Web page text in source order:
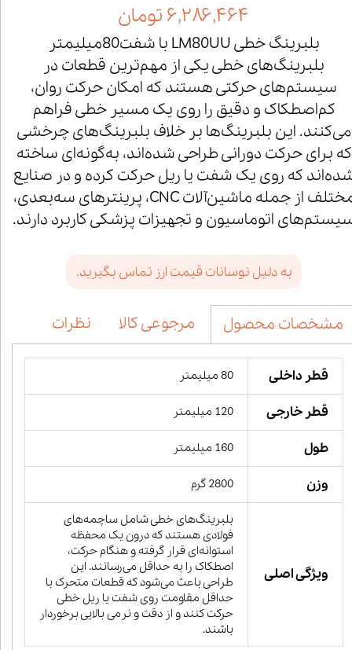
۶,۲۸۶,۴۶۴ تومان
بلبرینگ خطی LM80UU با شفت80میلیمتر
بلبرینگ‌های خطی یکی از مهم‌ترین قطعات در
سیستم‌های حرکتی هستند که امکان حرکت روان،
کم‌اصطکاک و دقیق را روی یک مسیر خطی فراهم
می‌کنند. این بلبرینگ‌ها بر خلاف بلبرینگ‌های چرخشی
که برای حرکت دورانی طراحی شده‌اند، به‌گونه‌ای ساخته
که روی یک شفت یا ریل حرکت کرده و در صنایع
مختلف از جمله ماشین‌آلات CNC، پرینترهای سه‌بعدی،
اتوماسیون و تجهیزات پزشکی کاربرد دارند.
به دلیل نوسانات قیمت ارز تماس بگیرید.
مشخصات محصول مرجوعی کالا نظرات
قطر داخلی 80 میلیمتر
قطر خارجی 120 میلیمتر
طول 160 میلیمتر
وزن 2800 گرم
ویژگی اصلی
بلبرینگ‌های خطی شامل ساچمه‌های
فولادی هستند که درون یک محفظه
استوانه‌ای قرار گرفته و هنگام حرکت،
اصطکاک را به حداقل می‌رسانند. این
طراحی باعث می‌شود که قطعات متحرک با
حداقل مقاومت روی شفت یا ریل خطی
حرکت کنند و از دقت و نرمی بالایی برخوردار
باشند.